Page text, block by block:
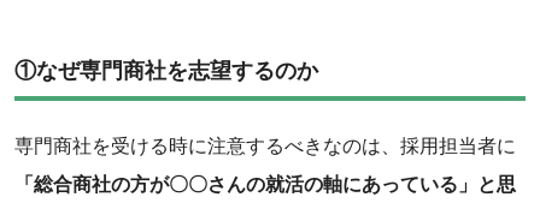
‌①なぜ専門商社を志望するのか
専門商社を受ける時に注意するべきなのは、採用担当者に
「総合商社の方が〇〇さんの就活の軸にあっている」と思